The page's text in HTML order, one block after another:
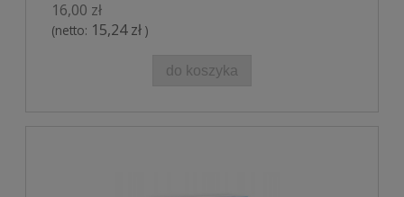
16,00 zł
(netto: 15,24 zł )
do koszyka